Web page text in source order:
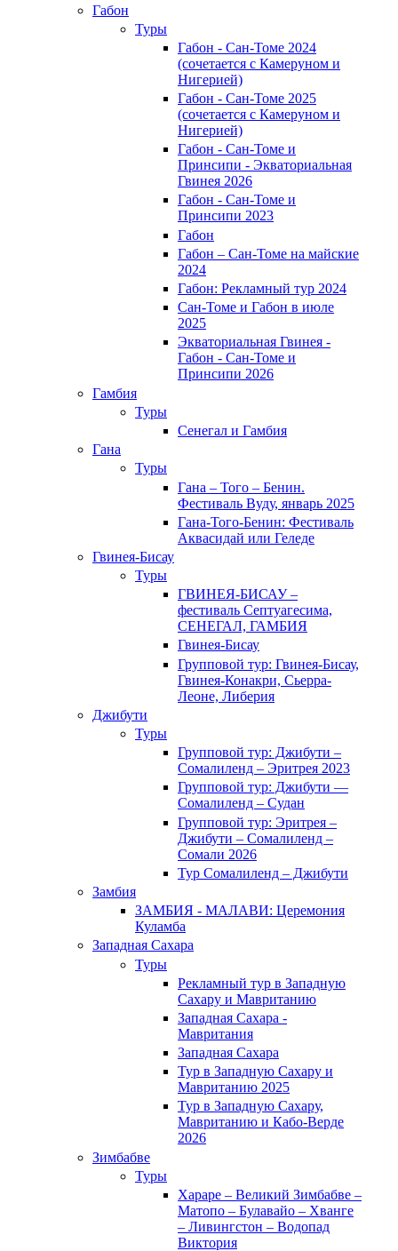
Габон
Туры
Габон - Сан-Томе 2024
(сочетается с Камеруном и
Нигерией)
Габон - Сан-Томе 2025
(сочетается с Камеруном и
Нигерией)
Габон - Сан-Томе и
Принсипи - Экваториальная
Гвинея 2026
Габон - Сан-Томе и
Принсипи 2023
Габон
Габон – Сан-Томе на майские
2024
Габон: Рекламный тур 2024
Сан-Томе и Габон в июле
2025
Экваториальная Гвинея -
Габон - Сан-Томе и
Принсипи 2026
Гамбия
Туры
Сенегал и Гамбия
Гана
Туры
Гана – Того – Бенин.
Фестиваль Вуду, январь 2025
Гана-Того-Бенин: Фестиваль
Аквасидай или Геледе
Гвинея-Бисау
Туры
ГВИНЕЯ-БИСАУ –
фестиваль Септуагесима,
СЕНЕГАЛ, ГАМБИЯ
Гвинея-Бисау
Групповой тур: Гвинея-Бисау,
Гвинея-Конакри, Сьерра-
Леоне, Либерия
Джибути
Туры
Групповой тур: Джибути –
Cомалиленд – Эритрея 2023
Групповой тур: Джибути —
Сомалиленд – Судан
Групповой тур: Эритрея –
Джибути – Сомалиленд –
Сомали 2026
Тур Cомалиленд – Джибути
Замбия
ЗАМБИЯ - МАЛАВИ: Церемония
Куламба
Западная Сахара
Туры
Рекламный тур в Западную
Сахару и Мавританию
Западная Сахара -
Мавритания
Западная Сахара
Тур в Западную Сахару и
Мавританию 2025
Тур в Западную Сахару,
Мавританию и Кабо-Верде
2026
Зимбабве
Туры
Хараре – Великий Зимбабве –
Матопо – Булавайо – Хванге
– Ливингстон – Водопад
Виктория